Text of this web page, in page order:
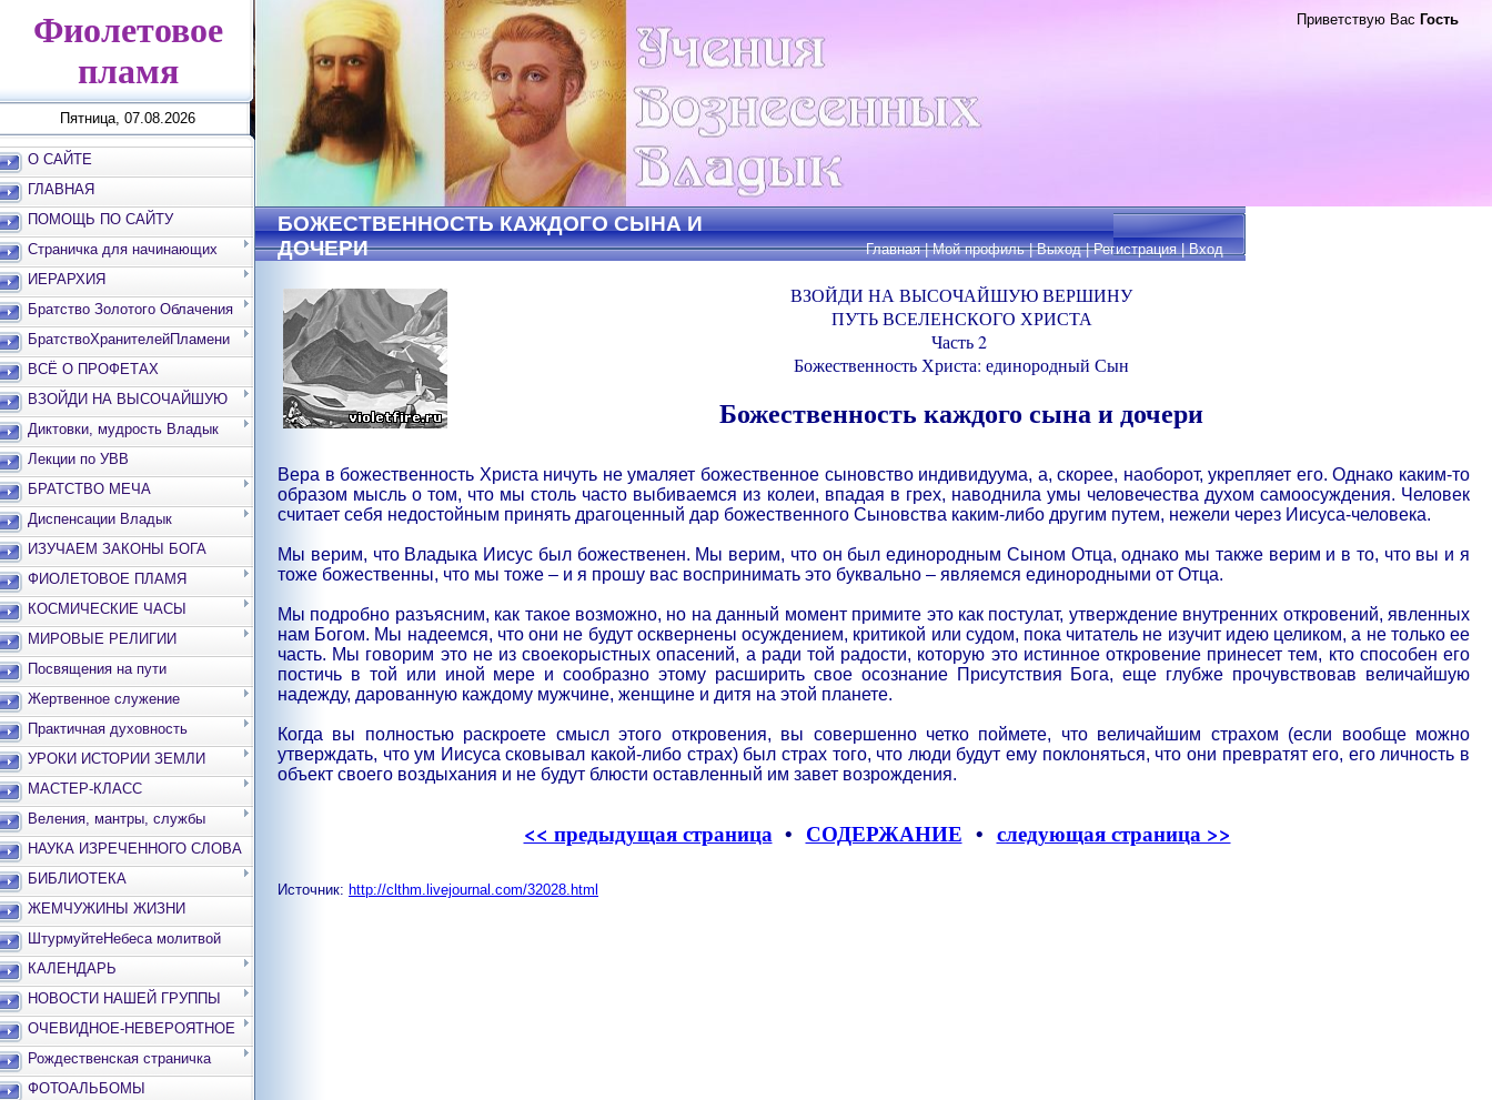
Фиолетовое
пламя
Пятница, 07.08.2026
О САЙТЕ
ГЛАВНАЯ
ПОМОЩЬ ПО САЙТУ
Страничка для начинающих
ИЕРАРХИЯ
Братство Золотого Облачения
БратствоХранителейПламени
ВСЁ О ПРОФЕТАХ
ВЗОЙДИ НА ВЫСОЧАЙШУЮ
ВЕРШИНУ
Диктовки, мудрость Владык
Лекции по УВВ
БРАТСТВО МЕЧА
Диспенсации Владык
ИЗУЧАЕМ ЗАКОНЫ БОГА
ФИОЛЕТОВОЕ ПЛАМЯ
КОСМИЧЕСКИЕ ЧАСЫ
МИРОВЫЕ РЕЛИГИИ
Посвящения на пути
Жертвенное служение
Практичная духовность
УРОКИ ИСТОРИИ ЗЕМЛИ
МАСТЕР-КЛАСС
Веления, мантры, службы
НАУКА ИЗРЕЧЕННОГО СЛОВА
БИБЛИОТЕКА
ЖЕМЧУЖИНЫ ЖИЗНИ
ШтурмуйтеНебеса молитвой
КАЛЕНДАРЬ
НОВОСТИ НАШЕЙ ГРУППЫ
ОЧЕВИДНОЕ-НЕВЕРОЯТНОЕ
Рождественская страничка
ФОТОАЛЬБОМЫ
Приветствую Вас Гость
БОЖЕСТВЕННОСТЬ КАЖДОГО СЫНА И
ДОЧЕРИ
Главная|Мой профиль|Выход|Регистрация|Вход
ВЗОЙДИ НА ВЫСОЧАЙШУЮ ВЕРШИНУ
ПУТЬ ВСЕЛЕНСКОГО ХРИСТА
Часть 2
Божественность Христа: единородный Сын
Божественность каждого сына и дочери
Вера в божественность Христа ничуть не умаляет божественное сыновство индивидуума, а, скорее, наоборот, укрепляет его. Однако каким-то
образом мысль о том, что мы столь часто выбиваемся из колеи, впадая в грех, наводнила умы человечества духом самоосуждения. Человек
считает себя недостойным принять драгоценный дар божественного Сыновства каким-либо другим путем, нежели через Иисуса-человека.
Мы верим, что Владыка Иисус был божественен. Мы верим, что он был единородным Сыном Отца, однако мы также верим и в то, что вы и я
тоже божественны, что мы тоже – и я прошу вас воспринимать это буквально – являемся единородными от Отца.
Мы подробно разъясним, как такое возможно, но на данный момент примите это как постулат, утверждение внутренних откровений, явленных
нам Богом. Мы надеемся, что они не будут осквернены осуждением, критикой или судом, пока читатель не изучит идею целиком, а не только ее
часть. Мы говорим это не из своекорыстных опасений, а ради той радости, которую это истинное откровение принесет тем, кто способен его
постичь в той или иной мере и сообразно этому расширить свое осознание Присутствия Бога, еще глубже прочувствовав величайшую
надежду, дарованную каждому мужчине, женщине и дитя на этой планете.
Когда вы полностью раскроете смысл этого откровения, вы совершенно четко поймете, что величайшим страхом (если вообще можно
утверждать, что ум Иисуса сковывал какой-либо страх) был страх того, что люди будут ему поклоняться, что они превратят его, его личность в
объект своего воздыхания и не будут блюсти оставленный им завет возрождения.
<< предыдущая страница• СОДЕРЖАНИЕ • следующая страница >>
Источник: http://clthm.livejournal.com/32028.html